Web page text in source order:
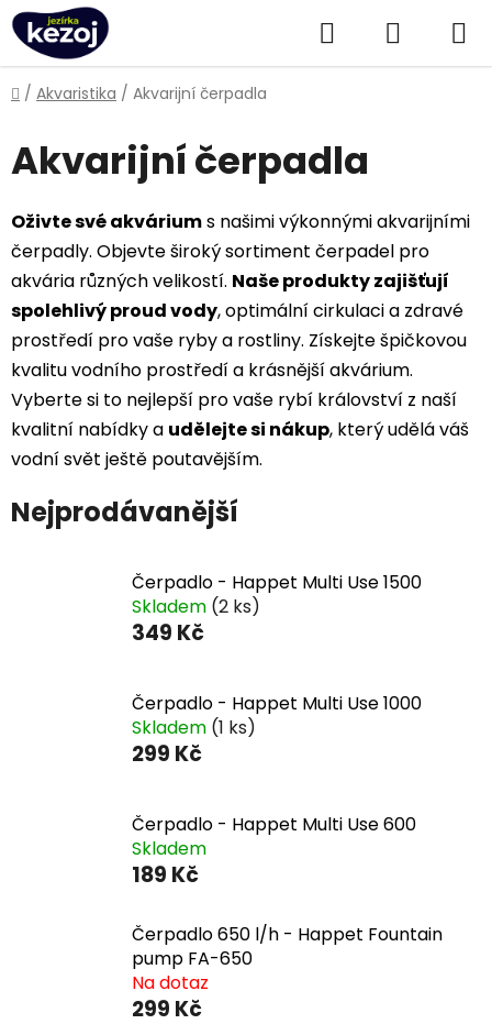
Přejít
na
obsah
Hledat
KOŠÍK
Domů
/ Akvaristika / Akvarijní čerpadla
Akvarijní čerpadla
Oživte své akváriums našimi výkonnými akvarijními
čerpadly. Objevte široký sortiment čerpadel pro
akvária různých velikostí. Naše produkty zajišťují
spolehlivý proud vody, optimální cirkulaci a zdravé
prostředí pro vaše ryby a rostliny. Získejte špičkovou
kvalitu vodního prostředí a krásnější akvárium.
Vyberte si to nejlepší pro vaše rybí království z naší
kvalitní nabídky a udělejte si nákup, který udělá váš
vodní svět ještě poutavějším.
Nejprodávanější
Čerpadlo - Happet Multi Use 1500
Skladem (2 ks)
349 Kč
Čerpadlo - Happet Multi Use 1000
Skladem (1 ks)
299 Kč
Čerpadlo - Happet Multi Use 600
Skladem
189 Kč
Čerpadlo 650 l/h - Happet Fountain
pump FA-650
Na dotaz
299 Kč